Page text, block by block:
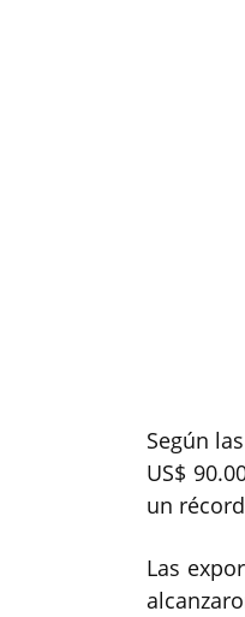
Según
US$
un
Las